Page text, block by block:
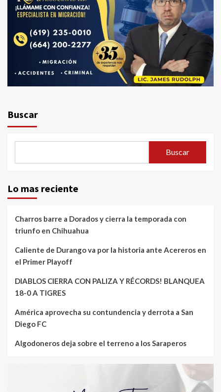
Buscar
Buscar
Lo mas reciente
Charros barre a Dorados y cierra la temporada con
triunfo en Chihuahua
Caliente de Durango va por la historia ante Acereros en
el Primer Playoff
DIABLOS CIERRA CON PALIZA Y RÉCORDS! BLANQUEA
18-0 A TIGRES
América aprovecha su contundencia y derrota a San
Diego FC
Algodoneros deja sobre el terreno a los Saraperos